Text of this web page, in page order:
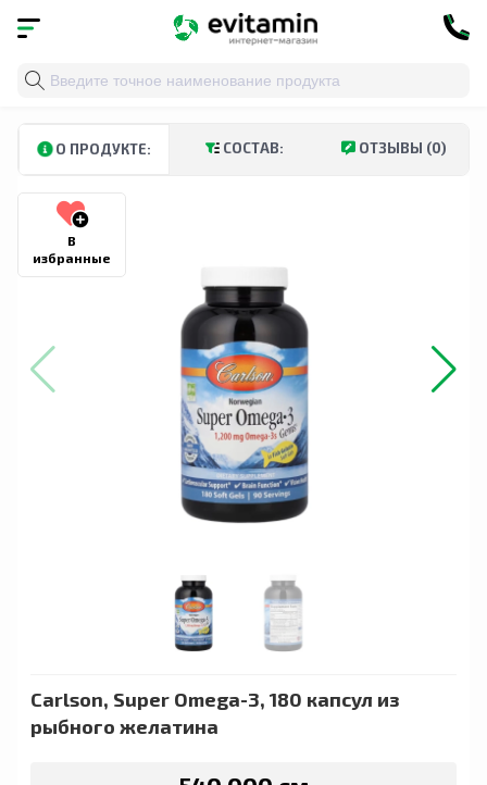
Главная Витамины и минералы
О ПРОДУКТЕ: СОСТАВ: ОТЗЫВЫ (0)
В
избранные
Carlson, Super Omega-3, 180 капсул из
рыбного желатина